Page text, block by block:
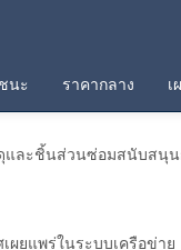
นะ ราคากลาง
และชิ้นส่วนซ่อมสนับสนุ
ยแพร่ในระบบเครือข่าย